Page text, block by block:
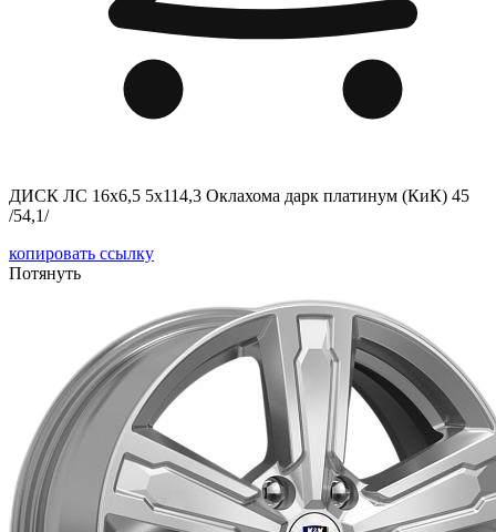
ДИСК ЛС 16x6,5 5x114,3 Оклахома дарк платинум (КиК) 45
/54,1/
копировать ссылку
Потянуть